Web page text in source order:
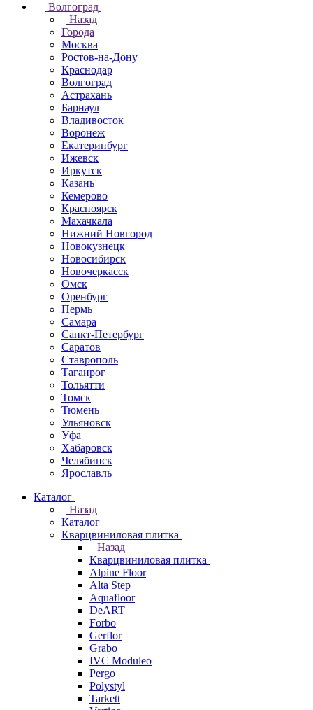
Волгоград
Назад
Города
Москва
Ростов-на-Дону
Краснодар
Волгоград
Астрахань
Барнаул
Владивосток
Воронеж
Екатеринбург
Ижевск
Иркутск
Казань
Кемерово
Красноярск
Махачкала
Нижний Новгород
Новокузнецк
Новосибирск
Новочеркаcск
Омск
Оренбург
Пермь
Самара
Санкт-Петербург
Саратов
Ставрополь
Таганрог
Тольятти
Томск
Тюмень
Ульяновск
Уфа
Хабаровск
Челябинск
Ярославль
Каталог
Назад
Каталог
Кварцвиниловая плитка
Назад
Кварцвиниловая плитка
Alpine Floor
Alta Step
Aquafloor
DeART
Forbo
Gerflor
Grabo
IVC Moduleo
Pergo
Polystyl
Tarkett